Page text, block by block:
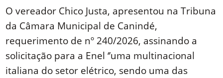
O vereador Chico Justa, apresentou na Tribuna
da Câmara Municipal de Canindé,
requerimento de nº 240/2026, assinando a
solicitação para a Enel ‘’uma multinacional
italiana do setor elétrico, sendo uma das